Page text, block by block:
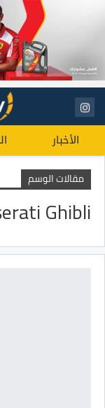
الأخبار
مقالات الوسم
Ghibli